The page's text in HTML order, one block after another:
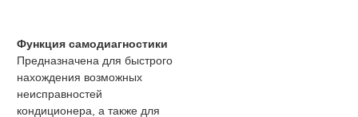
Функция самодиагностики
Предназначена для быстрого
нахождения возможных
неисправностей
кондиционера, а также для